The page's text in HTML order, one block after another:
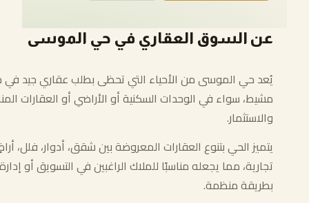
عن السوق العقاري في حي الموسى
يُعد حي الموسى من الأحياء التي تحظى بطلب عقاري جيد
مشيط، سواء في الوحدات السكنية أو الأراضي أو العقارات
والاستثمار.
يتميز الحي بتنوع العقارات المعروضة بين شقق، أدوار، فلل،
تجارية، مما يجعله مناسبًا للملاك الراغبين في التسويق أو
بطريقة منظمة.